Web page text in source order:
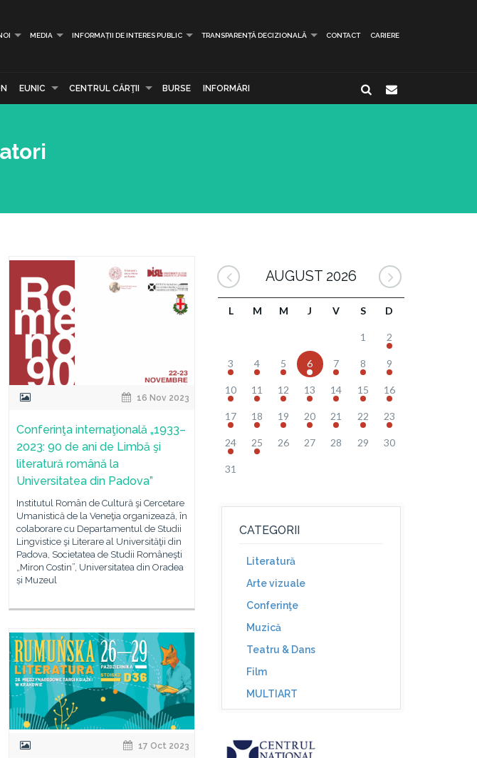
MEDIA INFORMAȚII DE INTERES PUBLIC TRANSPARENȚĂ DECIZIONALĂ CONTACT CARIERE
EUNIC CENTRUL CĂRŢII BURSE INFORMĂRI
16 Nov 2023
Conferinţa internaţională „1933–
2023: 90 de ani de Limbă şi
literatură română la
Universitatea din Padova”
Institutul Român de Cultură şi Cercetare
Umanistică de la Veneţia organizează, în
colaborare cu Departamentul de Studii
Lingvistice şi Literare al Universităţii din
Padova, Societatea de Studii Româneşti
„Miron Costin”, Universitatea din Oradea
și Muzeul
17 Oct 2023
AUGUST 2026
L M M J V S D
1 2
3 4 5 6 7 8 9
10 11 12 13 14 15 16
17 18 19 20 21 22 23
24 25 26 27 28 29 30
31
CATEGORII
Literatură
Arte vizuale
Conferinţe
Muzică
Teatru & Dans
Film
MULTIART